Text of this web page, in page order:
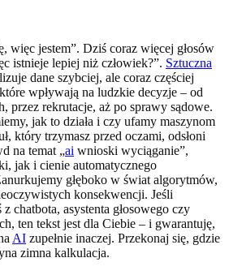
więc jestem”. Dziś coraz więcej głosów
istnieje lepiej niż człowiek?”. Sztuczna
dane szybciej, ale coraz częściej
wpływają na ludzkie decyzje – od
przez rekrutacje, aż po sprawy sądowe.
jak to działa i czy ufamy maszynom
który trzymasz przed oczami, odsłoni
na temat „ai wnioski wyciąganie”,
jak i cienie automatycznego
głęboko w świat algorytmów,
konsekwencji. Jeśli
chatbota, asystenta głosowego czy
ten tekst jest dla Ciebie – i gwarantuję,
AI zupełnie inaczej. Przekonaj się, gdzie
zimna kalkulacja.